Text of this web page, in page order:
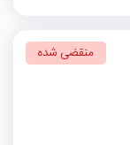
منقضی شده